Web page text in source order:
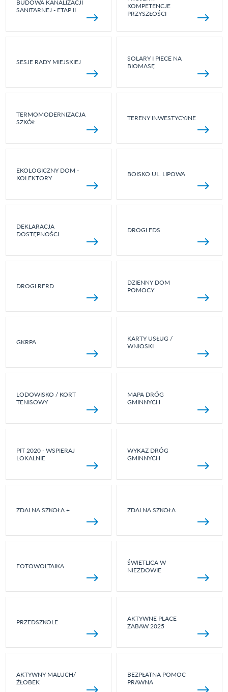
BUDOWA KANALIZACJI
SANITARNEJ - ETAP II
KOMPETENCJE
PRZYSZŁOŚCI
SESJE RADY MIEJSKIEJ
SOLARY I PIECE NA
BIOMASĘ
TERMOMODERNIZACJA
SZKÓŁ
TERENY INWESTYCYJNE
EKOLOGICZNY DOM -
KOLEKTORY
BOISKO UL. LIPOWA
DEKLARACJA
DOSTĘPNOŚCI
DROGI FDS
DROGI RFRD
DZIENNY DOM
POMOCY
GKRPA
KARTY USŁUG /
WNIOSKI
LODOWISKO / KORT
TENISOWY
MAPA DRÓG
GMINNYCH
PIT 2020 - WSPIERAJ
LOKALNIE
WYKAZ DRÓG
GMINNYCH
ZDALNA SZKOŁA + ZDALNA SZKOŁA
FOTOWOLTAIKA
ŚWIETLICA W
NIEZDOWIE
PRZEDSZKOLE
AKTYWNE PLACE
ZABAW 2025
AKTYWNY MALUCH/
ŻŁOBEK
BEZPŁATNA POMOC
PRAWNA